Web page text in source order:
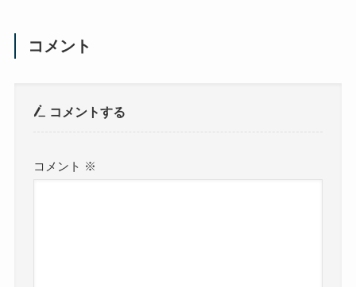
コメント
コメントする
コメント ※